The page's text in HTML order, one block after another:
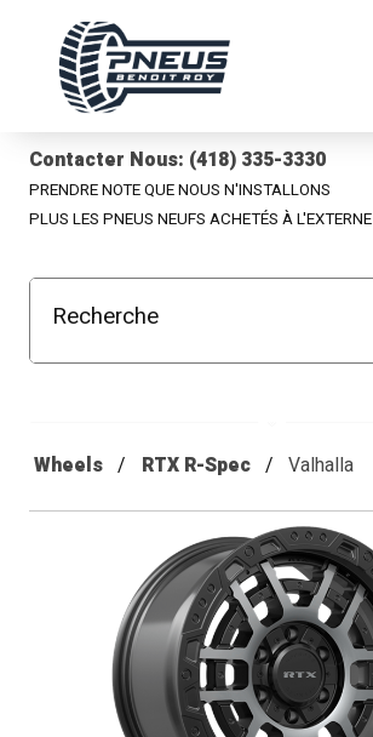
Contacter Nous: (418) 335-3330
PRENDRE NOTE QUE NOUS N'INSTALLONS
PLUS LES PNEUS NEUFS ACHETÉS À L'EXTERNE
Recherche
Wheels RTX R-Spec Valhalla